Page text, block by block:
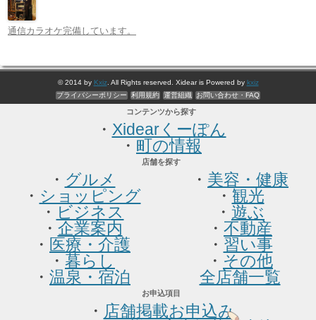
通信カラオケ完備しています。
© 2014 by Kxiz. All Rights reserved. Xidear is Powered by kxiz
プライバシーポリシー
利用規約 運営組織 お問い合わせ・FAQ
コンテンツから探す
・ Xidearくーぽん
・ 町の情報
店舗を探す
・ グルメ
・ ショッピング
・ ビジネス
・ 企業案内
・ 医療・介護
・ 暮らし
・ 温泉・宿泊
・ 美容・健康
・ 観光
・ 遊ぶ
・ 不動産
・ 習い事
・ その他
全店舗一覧
お申込項目
・ 店舗掲載お申込み